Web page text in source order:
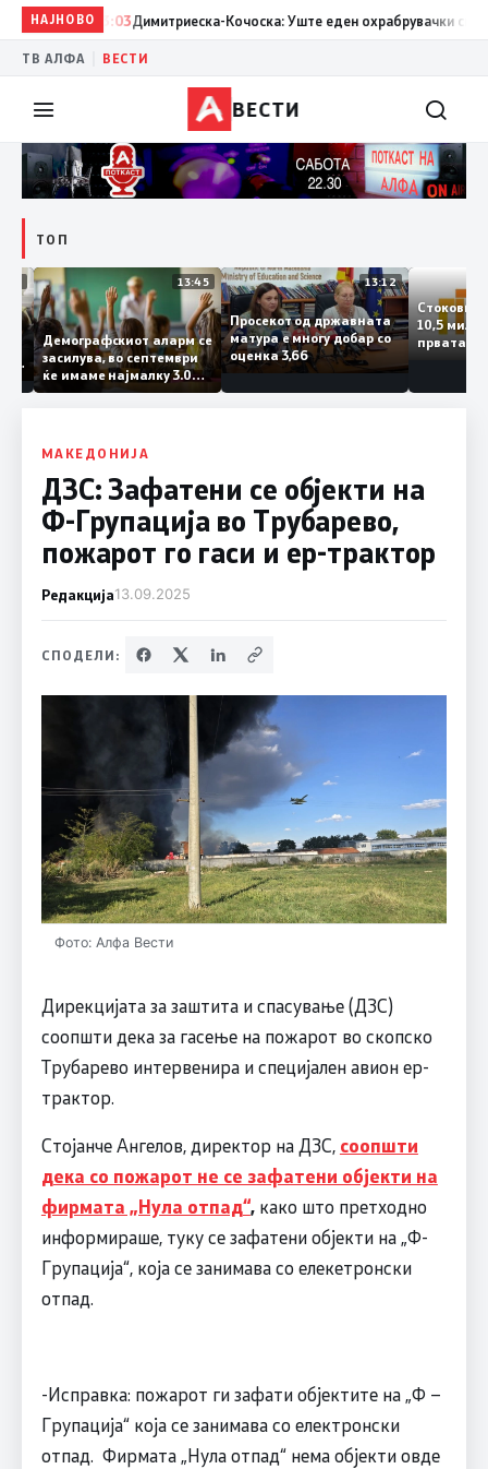
НАЈНОВО
13:03 Димитриеска-Кочоска: Уште еден охрабрувачки сигнал
ТВ АЛФА ВЕСТИ
ВЕСТИ
ТОП
14:12 13:45
Демографскиот аларм се
засилува, во септември
ќе имаме најмалку 3.000
првачиња помалку
13:12
Просекот од државната
матура е многу добар со
оценка 3,66
10,5
МАКЕДОНИЈА
ДЗС: Зафатени се објекти на
Ф-Групација во Трубарево,
пожарот го гаси и ер-трактор
Редакција13.09.2025
СПОДЕЛИ:
Фото: Алфа Вести
Дирекцијата за заштита и спасување (ДЗС)
соопшти дека за гасење на пожарот во скопско
Трубарево интервенира и специјален авион ер-
трактор.
Стојанче Ангелов, директор на ДЗС, соопшти
дека со пожарот не се зафатени објекти на
фирмата „Нула отпад“,како што претходно
информираше, туку се зафатени објекти на „Ф-
Групација“, која се занимава со елекетронски
отпад.
-Исправка: пожарот ги зафати објектите на „Ф –
Групација“ која се занимава со електронски
отпад. Фирмата „Нула отпад“ нема објекти овде